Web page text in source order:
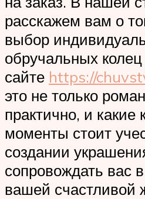
расскажем вам о
выбор
обручальных
сайте https://
это не только
практично, и
моменты стоит
создании
сопровождать вас
вашей счастливой